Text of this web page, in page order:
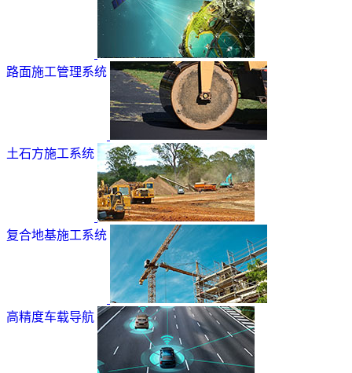
路面施工管理系统
土石方施工系统
复合地基施工系统
高精度车载导航